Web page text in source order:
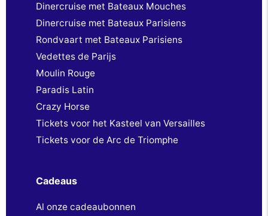
Dinercruise met Bateaux Mouches
Dinercruise met Bateaux Parisiens
Rondvaart met Bateaux Parisiens
Vedettes de Parijs
Moulin Rouge
Paradis Latin
Crazy Horse
Tickets voor het Kasteel van Versailles
Tickets voor de Arc de Triomphe
Cadeaus
Al onze cadeaubonnen